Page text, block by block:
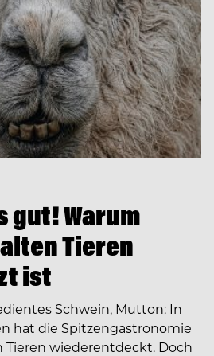
gut! Warum
Tieren
ist
Schwein, Mutton: In
hat die Spitzengastronomie
Tieren wiederentdeckt. Doch